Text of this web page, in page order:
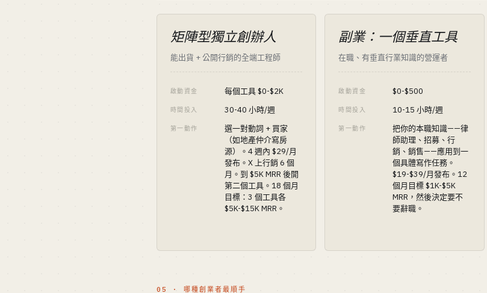
矩陣型獨立創辦人
能出貨 + 公開行銷的全端工程師
啟動資金 每個工具 $0-$2K
時間投入 30-40 小時/週
第一動作
選一對動詞 + 買家
（如地產仲介寫房
源）。4 週內 $29/月
發布。X 上行銷 6 個
月。到 $5K MRR 後開
第二個工具。18 個月
目標：3 個工具各
$5K-$15K MRR。
副業：一個垂直工具
在職、有垂直行業知識的營運者
啟動資金 $0-$500
時間投入 10-15 小時/週
第一動作
把你的本職知識——律
師助理、招募、行
銷、銷售——應用到一
個具體寫作任務。
$19-$39/月發布。12
個月目標 $1K-$5K
MRR，然後決定要不
要辭職。
05 · 哪種創業者最順手